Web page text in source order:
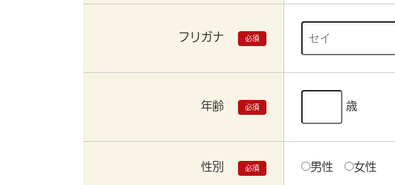
フリガナ 必須
年齢 必須 歳
性別 必須 男性 女性